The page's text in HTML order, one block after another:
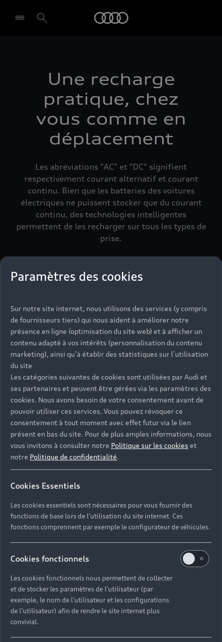
Une recharge
pratique, chez
vous comme en
déplacement
Les abréviations "AC" et "DC" signifient
respectivement courant alternatif et courant
continu. Bien que les batteries des voitures
électriques ne puissent stocker que du courant
continu, des technologies intelligentes
permettent de les recharger sur tous les types de
prise.
$m.LinkList (LL)
Paramètres des cookies
Sur notre site internet, nous utilisons des services (y compris
de fournisseurs tiers) qui nous aident à améliorer notre
présence en ligne (optimisation du site web) et à afficher un
contenu adapté à vos intérêts (personnalisation du contenu
marketing), ainsi qu’à établir des statistiques sur l’utilisation
du site
Les catégories suivantes de cookies sont utilisées par Audi et
ses partenaires et peuvent être gérées via les paramètres des
cookies. Nous avons besoin de votre consentement avant de
pouvoir utiliser ces services. Vous pouvez révoquer ce
consentement à tout moment avec effet futur via le lien
présent en bas du site. Pour de plus amples informations, nous
vous invitons à consulter notre Politique sur les cookies et
notre Politique de confidentialité.
Cookies Essentiels
Les cookies essentiels sont nécessaires pour vous fournir des
fonctions de base lors de l'utilisation du site internet. Ces
fonctions comprennent par exemple le configurateur de véhicules.
Cookies fonctionnels
Les cookies fonctionnels nous permettent de collecter
et de stocker les paramètres de l'utilisateur (par
exemple, le nom de l'utilisateur et les configurations
de l'utilisateur) afin de rendre le site internet plus
convivial.